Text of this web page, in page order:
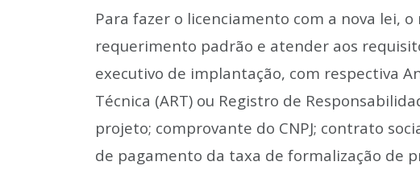
Para fazer o licenciamento com a nova lei,
requerimento padrão e atender aos
executivo de implantação, com respectiva
Técnica (ART) ou Registro de
projeto; comprovante do CNPJ; contrato
de pagamento da taxa de formalização de